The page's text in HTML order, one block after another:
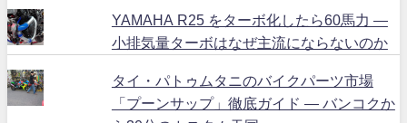
YAMAHA R25 をターボ化したら60馬力 ―
小排気量ターボはなぜ主流にならないのか
タイ・パトゥムタニのバイクパーツ市場
「プーンサップ」徹底ガイド ― バンコクか